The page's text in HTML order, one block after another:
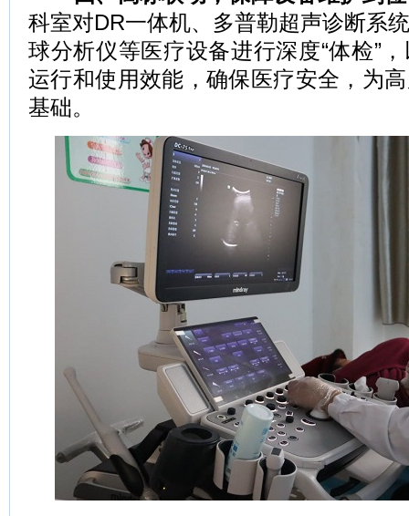
科室对DR一体机、多普勒超声诊断系
球分析仪等医疗设备进行深度“体检”
运行和使用效能，确保医疗安全，为
基础。